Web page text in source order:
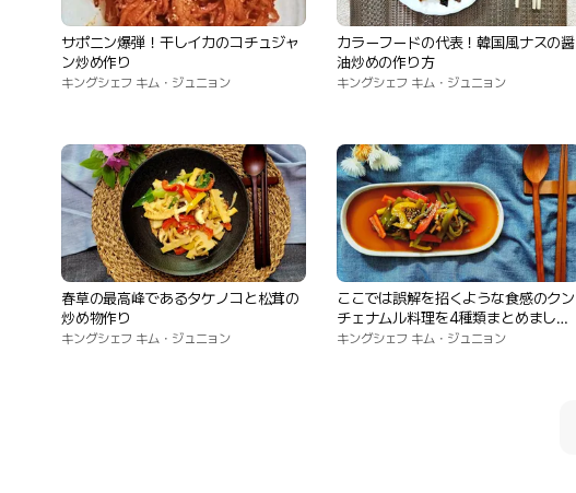
サポニン爆弾！干しイカのコチュジャ
ン炒め作り
キングシェフ キム・ジュニョン
カラーフードの代表！韓国風ナスの醤
油炒めの作り方
キングシェフ キム・ジュニョン
春草の最高峰であるタケノコと松茸の
炒め物作り
キングシェフ キム・ジュニョン
ここでは誤解を招くような食感のクン
チェナムル料理を4種類まとめまし
た！
キングシェフ キム・ジュニョン